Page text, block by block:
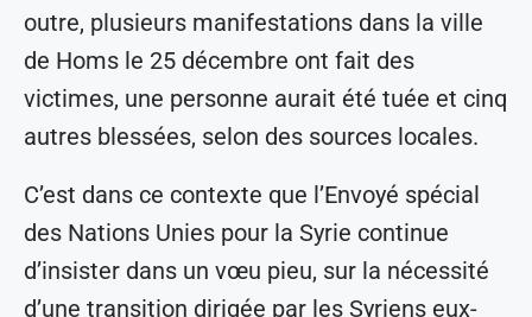
outre, plusieurs manifestations dans la ville
de Homs le 25 décembre ont fait des
victimes, une personne aurait été tuée et cinq
autres blessées, selon des sources locales.
C’est dans ce contexte que l’Envoyé spécial
des Nations Unies pour la Syrie continue
d’insister dans un vœu pieu, sur la nécessité
d’une transition dirigée par les Syriens eux-